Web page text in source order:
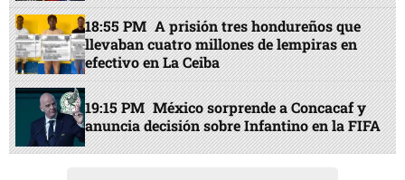
18:55 PM A prisión tres hondureños que
llevaban cuatro millones de lempiras en
efectivo en La Ceiba
19:15 PM México sorprende a Concacaf y
anuncia decisión sobre Infantino en la FIFA